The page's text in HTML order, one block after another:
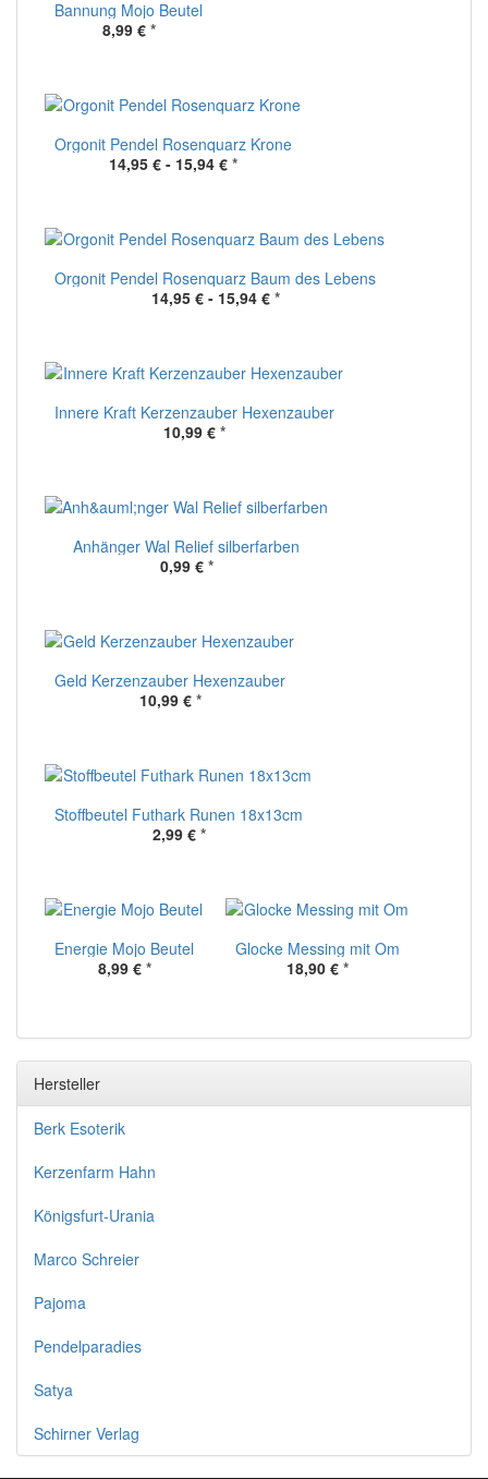
Bannung Mojo Beutel
8,99 € *
Orgonit Pendel Rosenquarz Krone
14,95 € - 15,94 € *
Orgonit Pendel Rosenquarz Baum des Lebens
14,95 € - 15,94 € *
Innere Kraft Kerzenzauber Hexenzauber
10,99 € *
Anhänger Wal Relief silberfarben
0,99 € *
Geld Kerzenzauber Hexenzauber
10,99 € *
Stoffbeutel Futhark Runen 18x13cm
2,99 € *
Energie Mojo Beutel
8,99 € *
Glocke Messing mit Om
18,90 € *
Hersteller
Berk Esoterik
Kerzenfarm Hahn
Königsfurt-Urania
Marco Schreier
Pajoma
Pendelparadies
Satya
Schirner Verlag